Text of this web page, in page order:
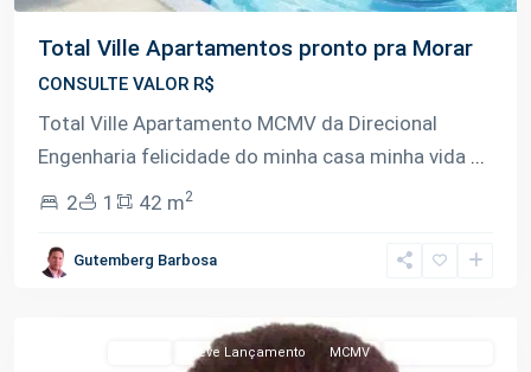
Total Ville Apartamentos pronto pra Morar
CONSULTE VALOR R$
Total Ville Apartamento MCMV da Direcional
Engenharia felicidade do minha casa minha vida ...
2
1 42 m2
Gutemberg Barbosa
Colônia
Nova,
Breve Lançamento MCMV